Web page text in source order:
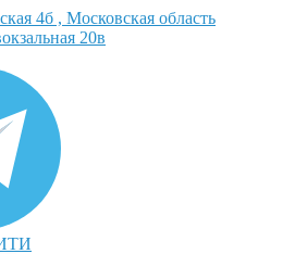
4б , Московская область
20в